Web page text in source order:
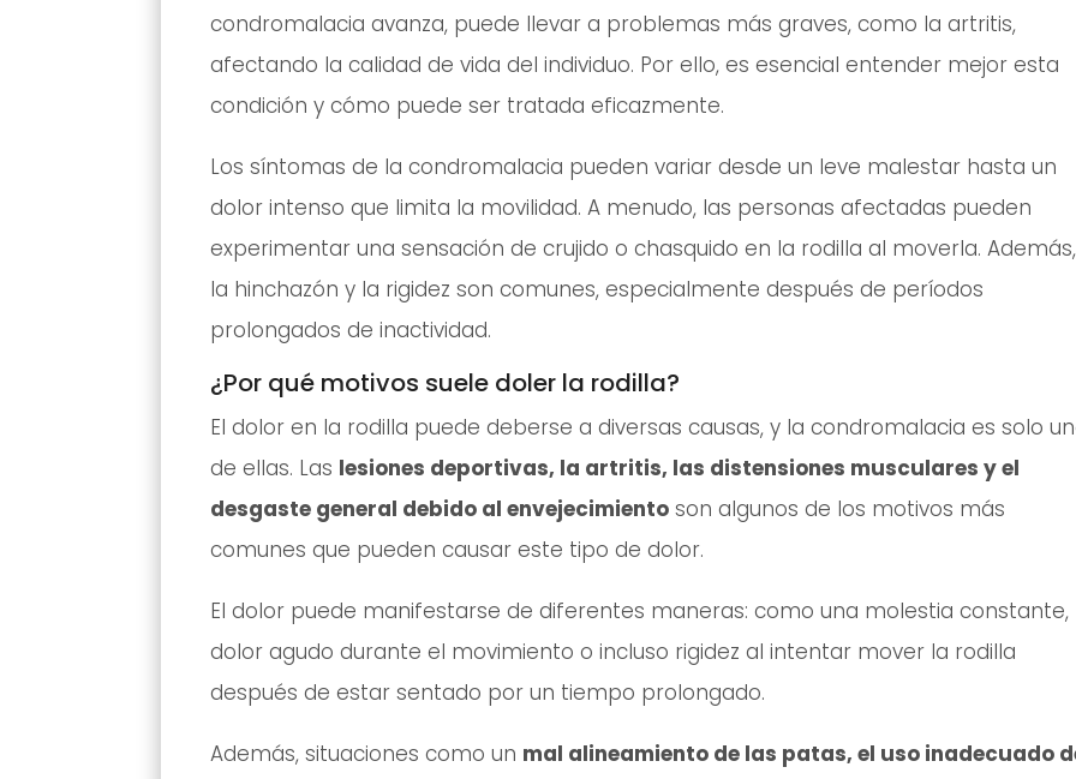
condromalacia avanza, puede llevar a problemas más graves, como la artritis,
afectando la calidad de vida del individuo. Por ello, es esencial entender mejor esta
condición y cómo puede ser tratada eficazmente.
Los síntomas de la condromalacia pueden variar desde un leve malestar hasta un
dolor intenso que limita la movilidad. A menudo, las personas afectadas pueden
experimentar una sensación de crujido o chasquido en la rodilla al moverla. Además,
la hinchazón y la rigidez son comunes, especialmente después de períodos
prolongados de inactividad.
¿Por qué motivos suele doler la rodilla?
El dolor en la rodilla puede deberse a diversas causas, y la condromalacia es solo
de ellas. Las lesiones deportivas, la artritis, las distensiones musculares y el
desgaste general debido al envejecimientoson algunos de los motivos más
comunes que pueden causar este tipo de dolor.
El dolor puede manifestarse de diferentes maneras: como una molestia constante,
dolor agudo durante el movimiento o incluso rigidez al intentar mover la rodilla
después de estar sentado por un tiempo prolongado.
Además, situaciones como un mal alineamiento de las patas, el uso inadecuado